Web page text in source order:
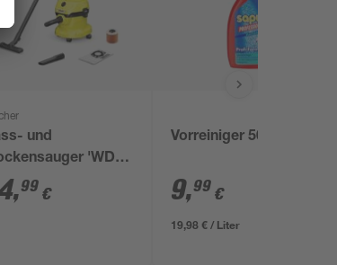
und
'WD 2
V-12/4/18/C'
,99 €
Vorreiniger 500 ml
9,99 €
19,98 € / Liter